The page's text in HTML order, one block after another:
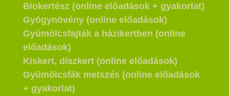
Biokertész (online előadások + gyakorlat)
Gyógynövény (online előadások)
Gyümölcsfajták a házikertben (online
előadások)
Kiskert, díszkert (online előadások)
Gyümölcsfák metszés (online előadások
+ gyakorlat)